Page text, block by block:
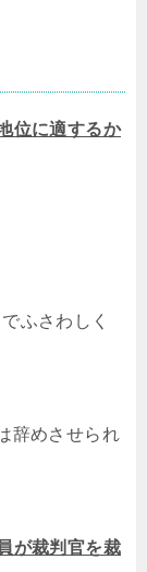
位に適するか
ふさわしく
辞めさせられ
が裁判官を裁